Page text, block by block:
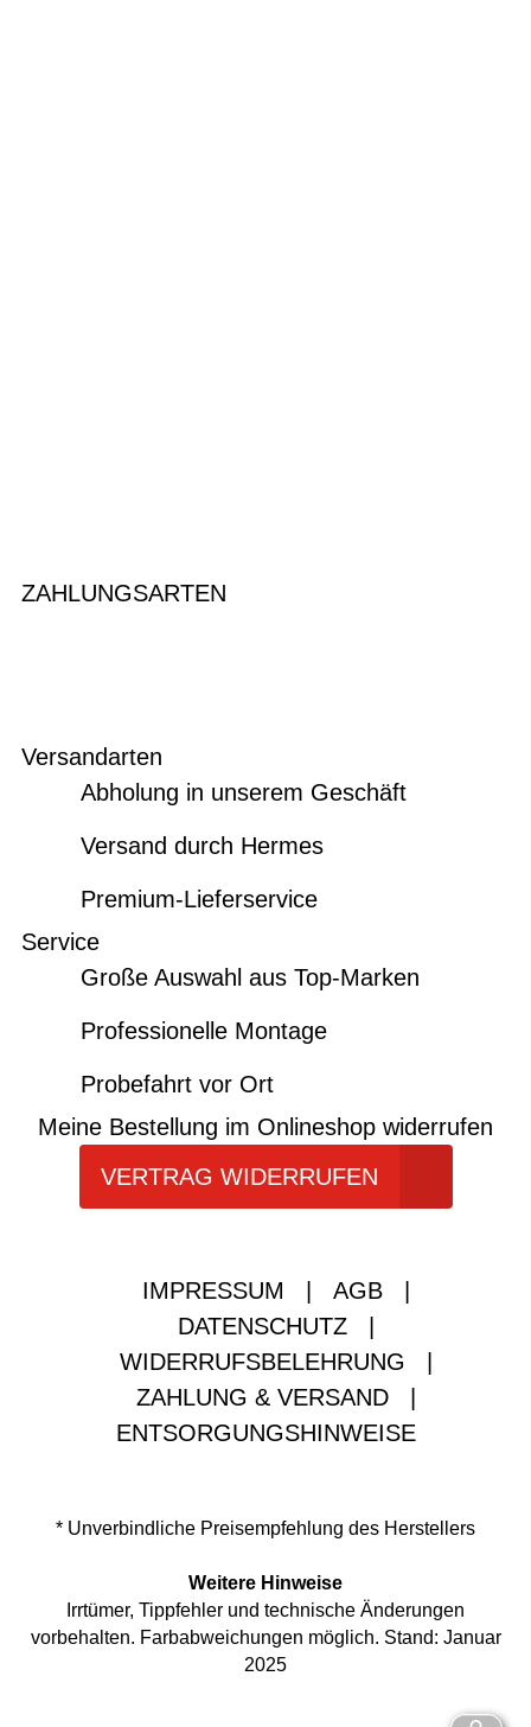
ZAHLUNGSARTEN
Versandarten
Abholung in unserem Geschäft
Versand durch Hermes
Premium-Lieferservice
Service
Große Auswahl aus Top-Marken
Professionelle Montage
Probefahrt vor Ort
Meine Bestellung im Onlineshop widerrufen
VERTRAG WIDERRUFEN
IMPRESSUM AGB
DATENSCHUTZ
WIDERRUFSBELEHRUNG
ZAHLUNG & VERSAND
ENTSORGUNGSHINWEISE
* Unverbindliche Preisempfehlung des Herstellers
Weitere Hinweise
Irrtümer, Tippfehler und technische Änderungen
vorbehalten. Farbabweichungen möglich. Stand: Januar
2025